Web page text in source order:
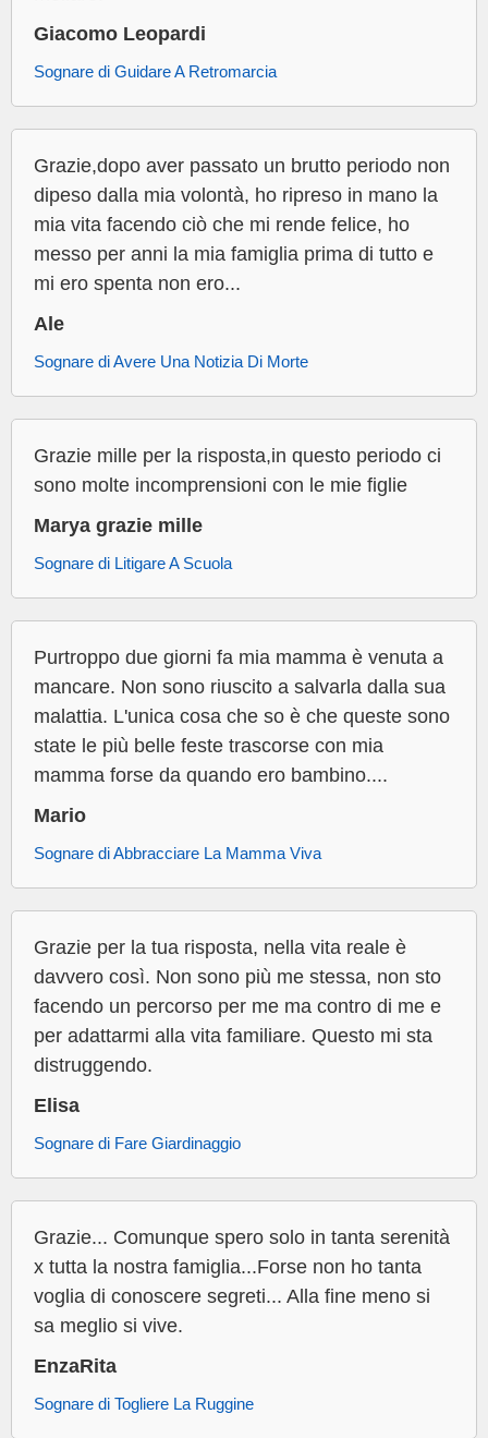
Giacomo Leopardi
Sognare di Guidare A Retromarcia
Grazie,dopo aver passato un brutto periodo non
dipeso dalla mia volontà, ho ripreso in mano la
mia vita facendo ciò che mi rende felice, ho
messo per anni la mia famiglia prima di tutto e
mi ero spenta non ero...
Ale
Sognare di Avere Una Notizia Di Morte
Grazie mille per la risposta,in questo periodo ci
sono molte incomprensioni con le mie figlie
Marya grazie mille
Sognare di Litigare A Scuola
Purtroppo due giorni fa mia mamma è venuta a
mancare. Non sono riuscito a salvarla dalla sua
malattia. L'unica cosa che so è che queste sono
state le più belle feste trascorse con mia
mamma forse da quando ero bambino....
Mario
Sognare di Abbracciare La Mamma Viva
Grazie per la tua risposta, nella vita reale è
davvero così. Non sono più me stessa, non sto
facendo un percorso per me ma contro di me e
per adattarmi alla vita familiare. Questo mi sta
distruggendo.
Elisa
Sognare di Fare Giardinaggio
Grazie... Comunque spero solo in tanta serenità
x tutta la nostra famiglia...Forse non ho tanta
voglia di conoscere segreti... Alla fine meno si
sa meglio si vive.
EnzaRita
Sognare di Togliere La Ruggine